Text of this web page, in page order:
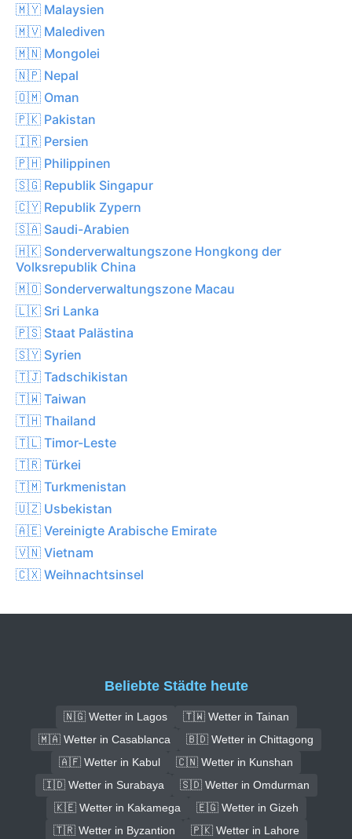
🇲🇾 Malaysien
🇲🇻 Malediven
🇲🇳 Mongolei
🇳🇵 Nepal
🇴🇲 Oman
🇵🇰 Pakistan
🇮🇷 Persien
🇵🇭 Philippinen
🇸🇬 Republik Singapur
🇨🇾 Republik Zypern
🇸🇦 Saudi-Arabien
🇭🇰 Sonderverwaltungszone Hongkong der
Volksrepublik China
🇲🇴 Sonderverwaltungszone Macau
🇱🇰 Sri Lanka
🇵🇸 Staat Palästina
🇸🇾 Syrien
🇹🇯 Tadschikistan
🇹🇼 Taiwan
🇹🇭 Thailand
🇹🇱 Timor-Leste
🇹🇷 Türkei
🇹🇲 Turkmenistan
🇺🇿 Usbekistan
🇦🇪 Vereinigte Arabische Emirate
🇻🇳 Vietnam
🇨🇽 Weihnachtsinsel
Beliebte Städte heute
🇳🇬 Wetter in Lagos
🇹🇼 Wetter in Tainan
🇲🇦 Wetter in Casablanca
🇧🇩 Wetter in Chittagong
🇦🇫 Wetter in Kabul
🇨🇳 Wetter in Kunshan
🇮🇩 Wetter in Surabaya
🇸🇩 Wetter in Omdurman
🇰🇪 Wetter in Kakamega
🇪🇬 Wetter in Gizeh
🇹🇷 Wetter in Byzantion
🇵🇰 Wetter in Lahore